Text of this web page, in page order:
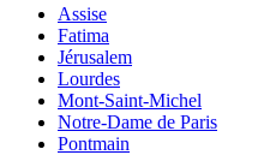
Assise
Fatima
Jérusalem
Lourdes
Mont-Saint-Michel
Notre-Dame de Paris
Pontmain